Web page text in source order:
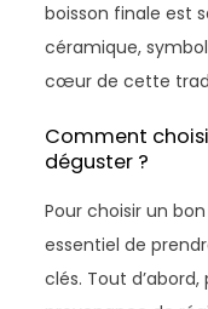
boisson finale est
céramique,
cœur de cette
Comment
déguster ?
Pour choisir un
essentiel de
clés. Tout